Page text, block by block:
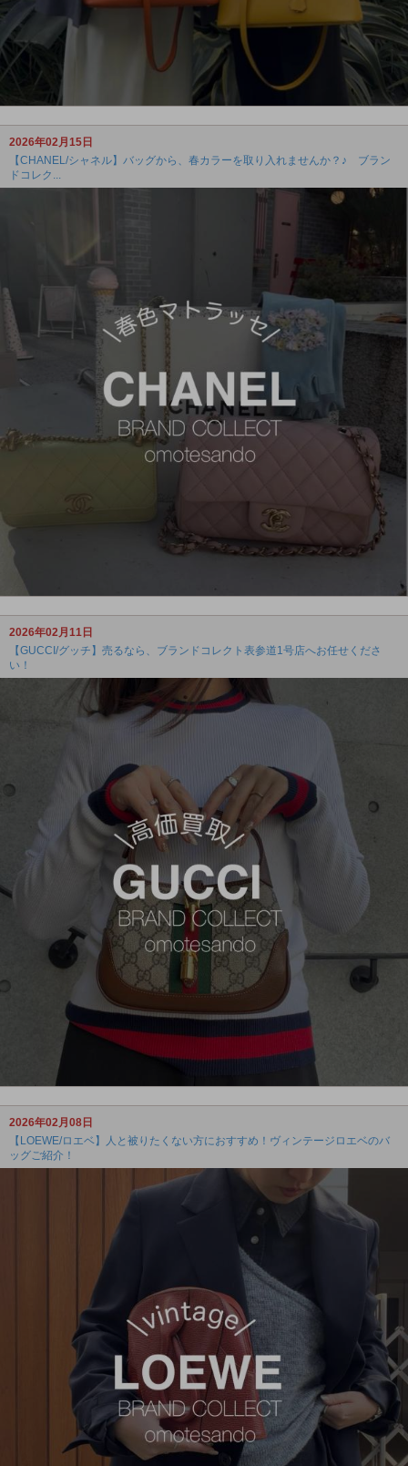
2026年02月15日
【CHANEL/シャネル】バッグから、春カラーを取り入れませんか？♪ ブラン
ドコレク...
2026年02月11日
【GUCCI/グッチ】売るなら、ブランドコレクト表参道1号店へお任せくださ
い！
2026年02月08日
【LOEWE/ロエベ】人と被りたくない方におすすめ！ヴィンテージロエベのバ
ッグご紹介！